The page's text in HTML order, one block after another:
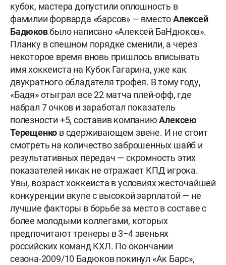
кубок, мастера допустили оплошность в
фамилии форварда «барсов» — вместоАлексей
Бадюковбыло написано «Алексей БаНдюков».
Планку в спешном порядке сменили, а через
некоторое время вновь пришлось вписывать
имя хоккеиста на Кубок Гагарина, уже как
двукратного обладателя трофея. В тому году,
«Бадя» отыграл все 22 матча плей-офф, где
набрал 7 очков и заработал показатель
полезности +5, составив компаниюАлексею
Терещенко в сдерживающем звене. И не стоит
смотреть на количество заброшенных шайб и
результативных передач — скромность этих
показателей никак не отражает КПД игрока.
Увы, возраст хоккеиста в условиях жесточайшей
конкуренции вкупе с высокой зарплатой — не
лучшие факторы в борьбе за место в составе с
более молодыми коллегами, которых
предпочитают тренеры в 3−4 звеньях
российских команд КХЛ. По окончании
сезона-2009/10 Бадюков покинул «Ак Барс»,